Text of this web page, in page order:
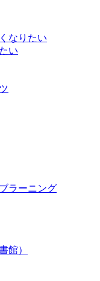
なりたい
い
ラーニング
館）